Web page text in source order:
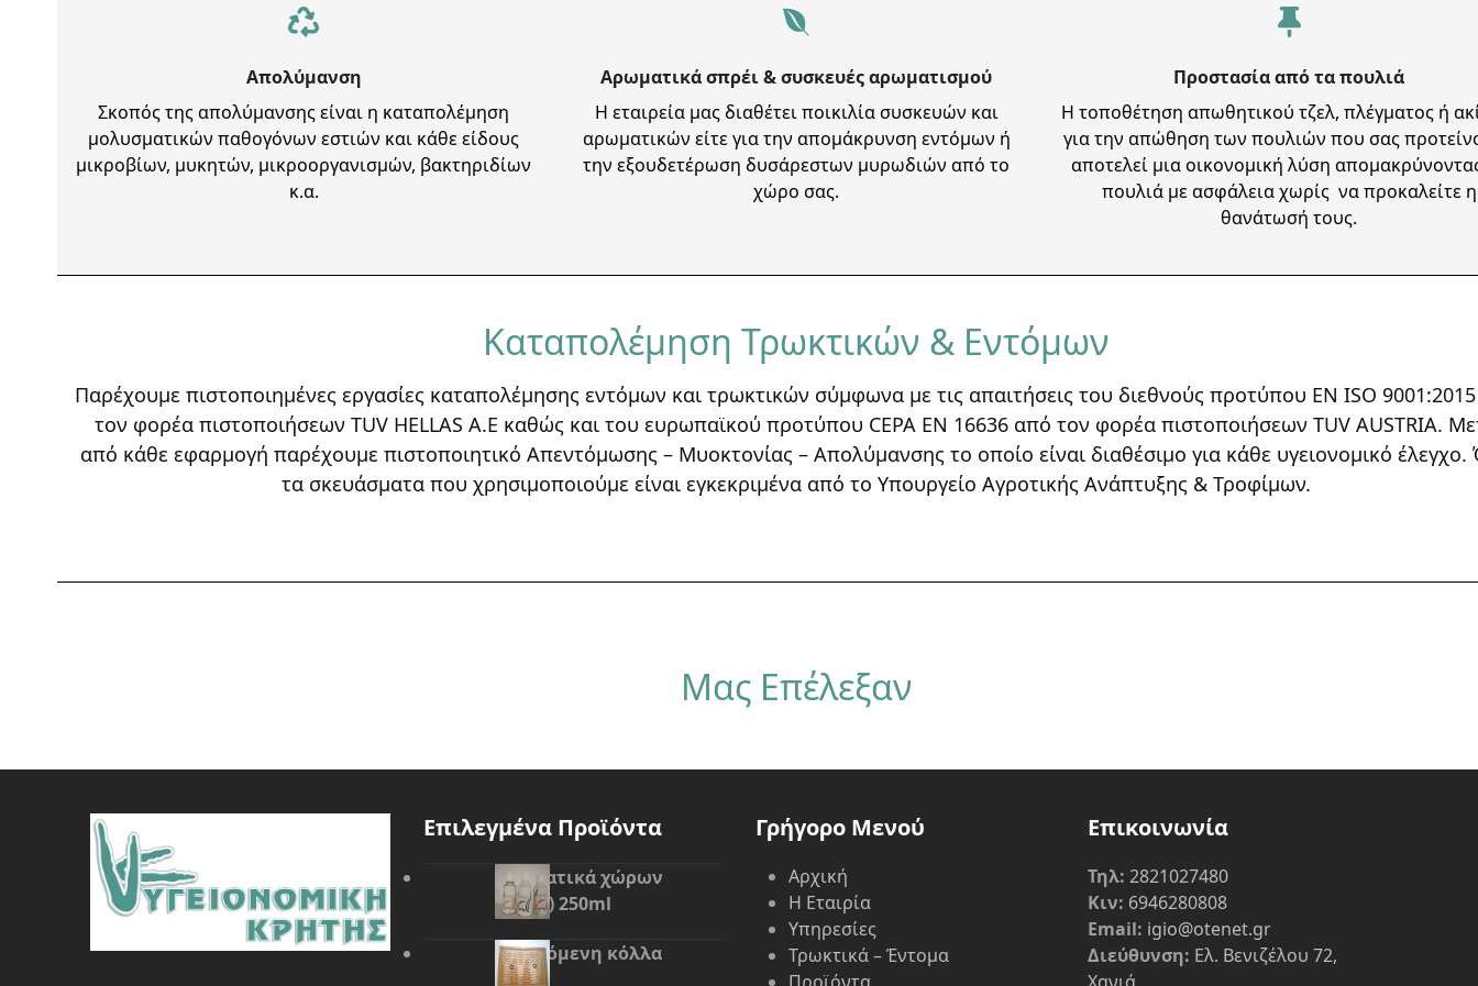
Απολύμανση
Σκοπός της απολύμανσης είναι η καταπολέμηση
μολυσματικών παθογόνων εστιών και κάθε είδους
μικροβίων, μυκητών, μικροοργανισμών, βακτηριδίων
κ.α.
Αρωματικά σπρέι & συσκευές αρωματισμού
Η εταιρεία μας διαθέτει ποικιλία συσκευών και
αρωματικών είτε για την απομάκρυνση εντόμων ή
την εξουδετέρωση δυσάρεστων μυρωδιών από το
χώρο σας.
Προστασία από τα πουλιά
Η τοποθέτηση απωθητικού τζελ, πλέγματος ή
για την απώθηση των πουλιών που σας
αποτελεί μια οικονομική λύση
πουλιά με ασφάλεια χωρίς να προκαλείτε η
θανάτωσή τους.
Καταπολέμηση Τρωκτικών & Εντόμων
Παρέχουμε πιστοποιημένες εργασίες καταπολέμησης εντόμων και τρωκτικών σύμφωνα με τις απαιτήσεις του διεθνούς προτύπου EN ISO
τον φορέα πιστοποιήσεων TUV HELLAS A.E καθώς και του ευρωπαϊκού προτύπου CEPA EN 16636 από τον φορέα πιστοποιήσεων TUV AUSTRIA.
από κάθε εφαρμογή παρέχουμε πιστοποιητικό Απεντόμωσης – Μυοκτονίας – Απολύμανσης το οποίο είναι διαθέσιμο για κάθε υγειονομικό
τα σκευάσματα που χρησιμοποιούμε είναι εγκεκριμένα από το Υπουργείο Αγροτικής Ανάπτυξης & Τροφίμων.
Μας Επέλεξαν
Επιλεγμένα Προϊόντα
Αρωματικά χώρων
(spray) 250ml
Ανοιγόμενη κόλλα
Γρήγορο Μενού
Αρχική
Η Εταιρία
Υπηρεσίες
Τρωκτικά – Έντομα
Επικοινωνία
Τηλ: 2821027480
Κιν: 6946280808
Email: igio@otenet.gr
Διεύθυνση: Ελ. Βενιζέλου 72,